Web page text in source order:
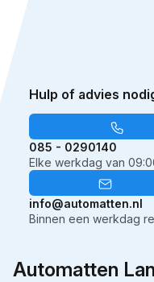
Hulp of advies
085 - 0290140
Elke werkdag van
info@automatten.nl
Binnen een werkdag
Automatten